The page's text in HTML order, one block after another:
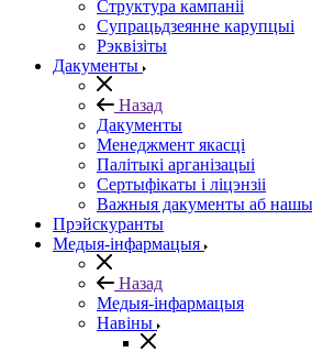
Структура кампаніі
Супрацьдзеянне карупцыі
Рэквізіты
Дакументы
Назад
Дакументы
Менеджмент якасці
Палітыкі арганізацыі
Сертыфікаты і ліцэнзіі
Важныя дакументы аб
Прэйскуранты
Медыя-інфармацыя
Назад
Медыя-інфармацыя
Навіны